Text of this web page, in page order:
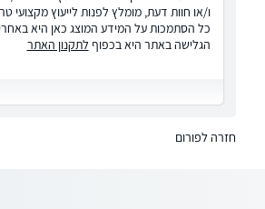
ו/או חוות דעת, מומלץ לפנות לייעוץ מקצועי
כל הסתמכות על המידע המוצג כאן היא
הגלישה באתר היא בכפוף לתקנון האתר
חזרה לפורום